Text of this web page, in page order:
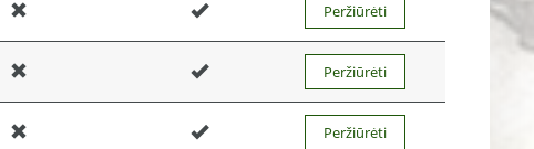
Peržiūrėti
Peržiūrėti
Peržiūrėti